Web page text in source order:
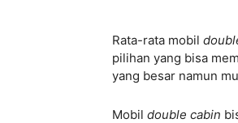
Rata-rata mobil
pilihan yang bisa
yang besar namun
Mobil double cabin